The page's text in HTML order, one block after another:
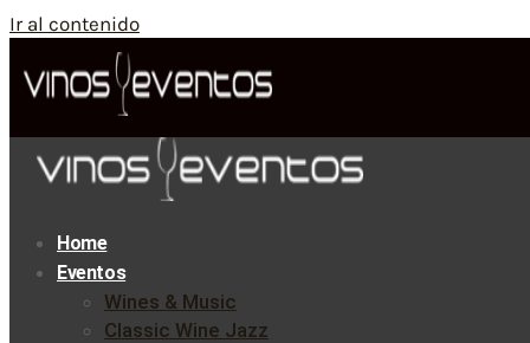
Ir al contenido
Home
Eventos
Wines & Music
Classic Wine Jazz